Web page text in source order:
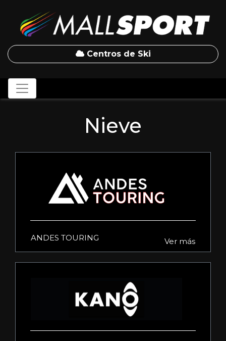
Centros de Ski
Nieve
ANDES TOURING Ver más